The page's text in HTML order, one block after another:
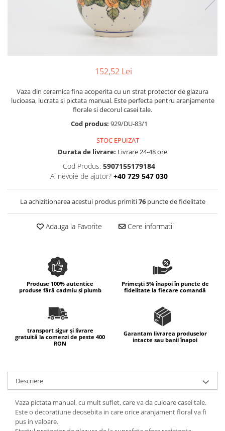
Vaze
Baie
Colectia Forget-me-nots
Colectia Leaf Bed
Colectia Autumn Garden
Colectia Little Flowers
Colectia Butterfly Dance
Colectia Morning Sunrise
Colectia Morning Glory
Colectia Blue Sea
Colectia Wild Hearts
152,52 Lei
Vaza din ceramica fina acoperita cu un strat protector de glazura
lucioasa, lucrata si pictata manual. Este perfecta pentru aranjamente
florale si decorul casei tale.
Cod produs: 929/DU-83/1
STOC EPUIZAT
Durata de livrare: Livrare 24-48 ore
Cod Produs: 5907155179184
Ai nevoie de ajutor? +40 729 547 030
La achizitionarea acestui produs primiti76puncte de fidelitate
Adauga la Favorite Cere informatii
Produse 100% autentice
produse fără cadmiu și plumb
Primești 5% înapoi în puncte de
fidelitate la fiecare comandă
transport sigur și livrare
gratuită la comenzi de peste 400
RON
Garantam livrarea produselor
intacte sau banii înapoi
Descriere
Vaza pictata manual, cu mult suflet, care va da culoare casei tale.
Este o decoratiune deosebita in care orice aranjament floral va fi
pus in valoare.